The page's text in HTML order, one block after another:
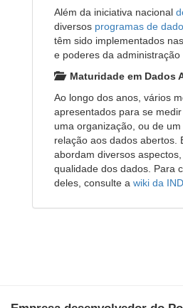
Além da iniciativa nacional
diversos programas de
têm sido implementados
e poderes da administração
Maturidade em Dados
Ao longo dos anos, vários
apresentados para se
uma organização, ou de
relação aos dados abertos.
abordam diversos
qualidade dos dados. Para
deles, consulte a wiki da